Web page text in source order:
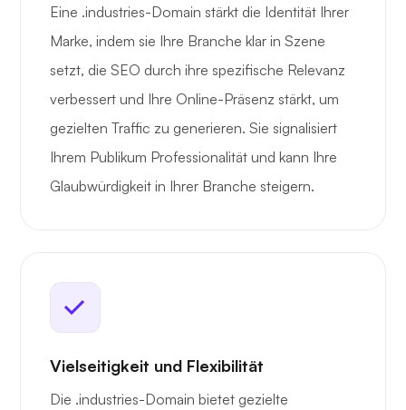
Eine .industries-Domain stärkt die Identität Ihrer
Marke, indem sie Ihre Branche klar in Szene
setzt, die SEO durch ihre spezifische Relevanz
verbessert und Ihre Online-Präsenz stärkt, um
gezielten Traffic zu generieren. Sie signalisiert
Ihrem Publikum Professionalität und kann Ihre
Glaubwürdigkeit in Ihrer Branche steigern.
Vielseitigkeit und Flexibilität
Die .industries-Domain bietet gezielte